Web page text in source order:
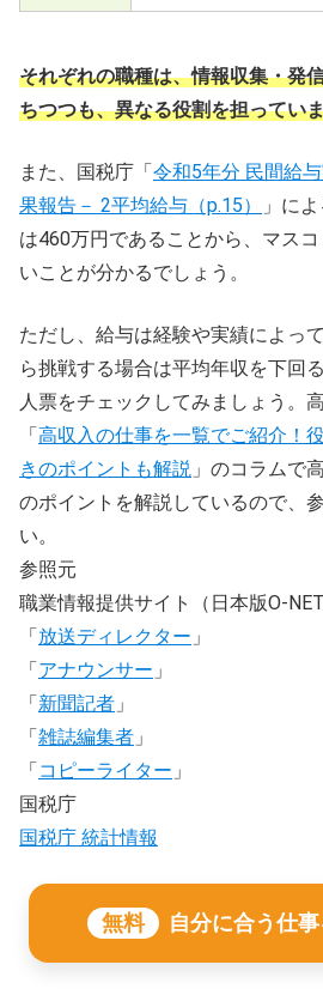
それぞれの職種は、情報収集・発
ちつつも、異なる役割を担ってい
また、国税庁「 令和5年分 民間給
果報告－ 2平均給与（p.15）
」に
は460万円であることから、マス
いことが分かるでしょう。
ただし、給与は経験や実績によっ
ら挑戦する場合は平均年収を下回
人票をチェックしてみましょう。
「 高収入の仕事を一覧でご紹介！
きのポイントも解説 」のコラムで
のポイントを解説しているので、
い。
参照元
職業情報提供サイト（日本版O-NET
「 放送ディレクター 」
「 アナウンサー 」
「 新聞記者 」
「 雑誌編集者 」
「 コピーライター 」
国税庁
国税庁 統計情報
無料 自分に合う仕